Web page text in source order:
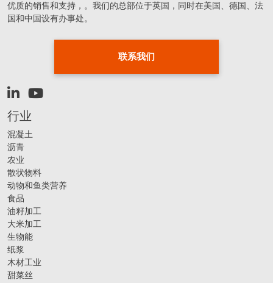
优质的销售和支持，。我们的总部位于英国，同时在美国、德国、法
国和中国设有办事处。
联系我们
行业
混凝土
沥青
农业
散状物料
动物和鱼类营养
食品
油籽加工
大米加工
生物能
纸浆
木材工业
甜菜丝